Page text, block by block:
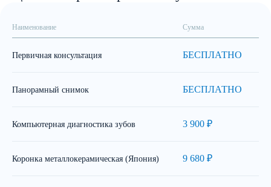
Наименование Сумма
Первичная консультация БЕСПЛАТНО
Панорамный снимок БЕСПЛАТНО
Компьютерная диагностика зубов 3 900 ₽
Коронка металлокерамическая (Япония) 9 680 ₽